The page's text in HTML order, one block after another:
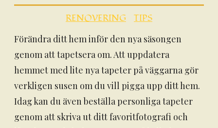
RENOVERING TIPS
Förändra ditt hem inför den nya säsongen
genom att tapetsera om. Att uppdatera
hemmet med lite nya tapeter på väggarna gör
verkligen susen om du vill pigga upp ditt hem.
Idag kan du även beställa personliga tapeter
genom att skriva ut ditt favoritfotografi och